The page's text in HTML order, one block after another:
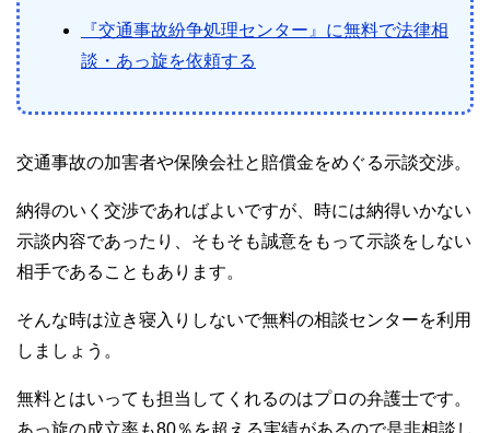
『交通事故紛争処理センター』に無料で法律相
談・あっ旋を依頼する
交通事故の加害者や保険会社と賠償金をめぐる示談交渉。
納得のいく交渉であればよいですが、時には納得いかない
示談内容であったり、そもそも誠意をもって示談をしない
相手であることもあります。
そんな時は泣き寝入りしないで無料の相談センターを利用
しましょう。
無料とはいっても担当してくれるのはプロの弁護士です。
あっ旋の成立率も80％を超える実績があるので是非相談し